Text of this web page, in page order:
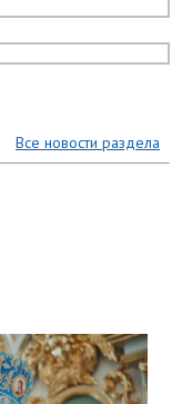
Все новости раздела